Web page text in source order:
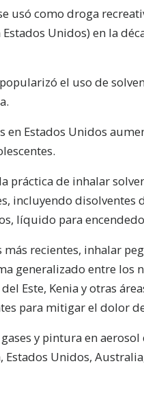
usó como droga
Estados Unidos) en la
el uso de
en Estados Unidos
práctica de inhalar
incluyendo disolventes
líquido para
más recientes, inhalar
generalizado entre los
Este, Kenia y otras
para mitigar el dolor
y pintura en
Estados Unidos,